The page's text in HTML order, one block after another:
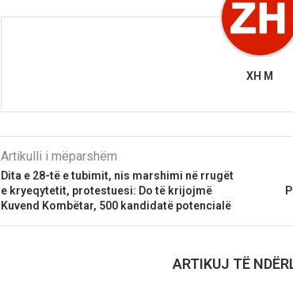
XH M
Artikulli i mëparshëm
Dita e 28-të e tubimit, nis marshimi në rrugët
e kryeqytetit, protestuesi: Do të krijojmë
Kuvend Kombëtar, 500 kandidatë potencialë
ARTIKUJ TË